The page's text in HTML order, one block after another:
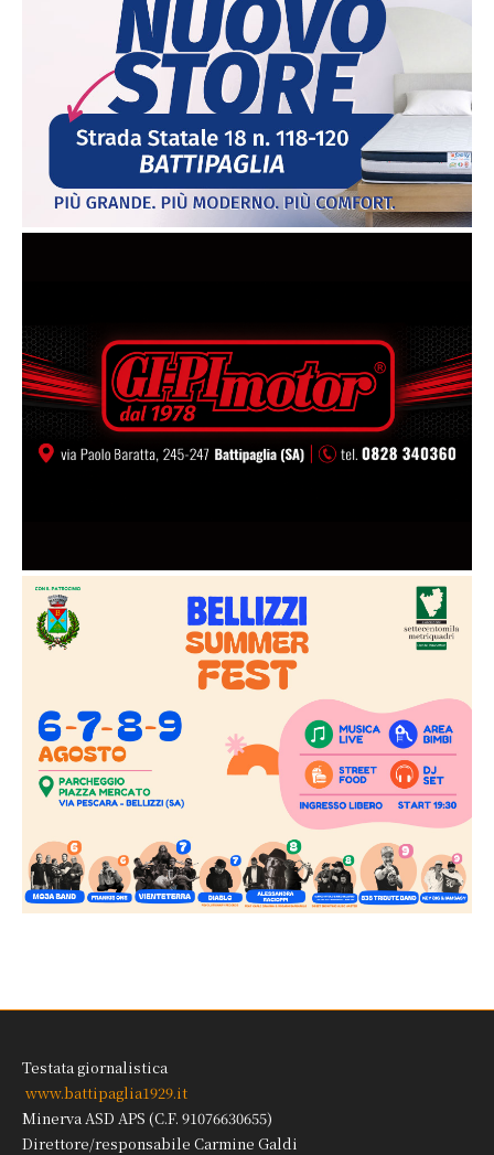
Testata giornalistica
www.battipaglia1929.it
Minerva ASD APS (C.F. 91076630655)
Direttore/responsabile Carmine Galdi